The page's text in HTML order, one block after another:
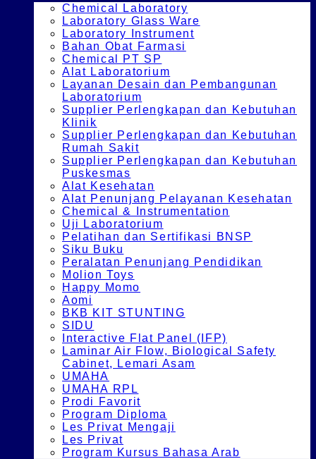
Chemical Laboratory
Laboratory Glass Ware
Laboratory Instrument
Bahan Obat Farmasi
Chemical PT SP
Alat Laboratorium
Layanan Desain dan Pembangunan
Laboratorium
Supplier Perlengkapan dan Kebutuhan
Klinik
Supplier Perlengkapan dan Kebutuhan
Rumah Sakit
Supplier Perlengkapan dan Kebutuhan
Puskesmas
Alat Kesehatan
Alat Penunjang Pelayanan Kesehatan
Chemical & Instrumentation
Uji Laboratorium
Pelatihan dan Sertifikasi BNSP
Siku Buku
Peralatan Penunjang Pendidikan
Molion Toys
Happy Momo
Aomi
BKB KIT STUNTING
SIDU
Interactive Flat Panel (IFP)
Laminar Air Flow, Biological Safety
Cabinet, Lemari Asam
UMAHA
UMAHA RPL
Prodi Favorit
Program Diploma
Les Privat Mengaji
Les Privat
Program Kursus Bahasa Arab